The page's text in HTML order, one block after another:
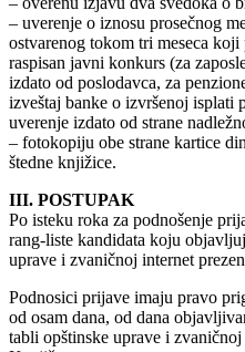
– uverenje o iznosu prosečnog
ostvarenog tokom tri meseca koji
raspisan javni konkurs (za
izdato od poslodavca, za
izveštaj banke o izvršenoj isplati
uverenje izdato od strane
– fotokopiju obe strane kartice
štedne knjižice.
III. POSTUPAK
Po isteku roka za podnošenje
rang-liste kandidata koju
uprave i zvaničnoj internet
Podnosici prijave imaju pravo
od osam dana, od dana
tabli opštinske uprave i